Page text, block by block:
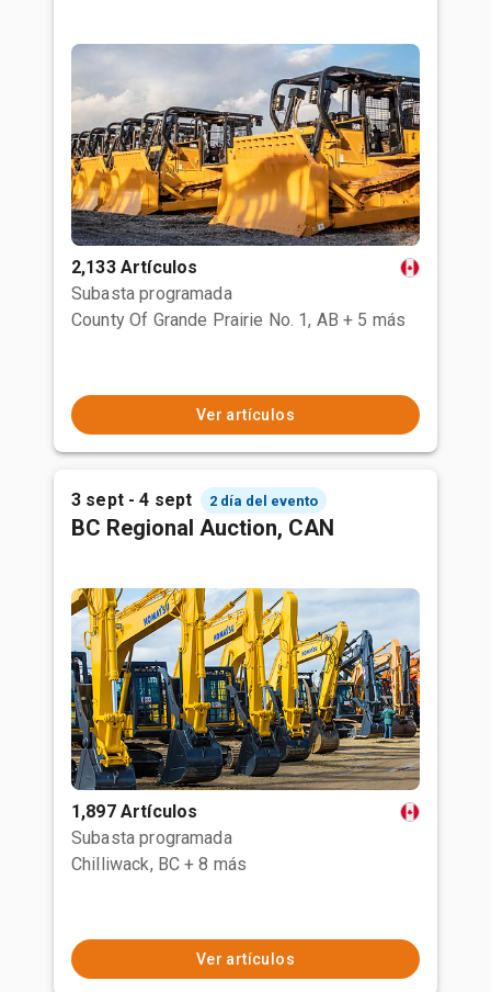
2,133 Artículos
Subasta programada
County Of Grande Prairie No. 1, AB + 5 más
Ver artículos
3 sept - 4 sept 2 día del evento
BC Regional Auction, CAN
1,897 Artículos
Subasta programada
Chilliwack, BC + 8 más
Ver artículos